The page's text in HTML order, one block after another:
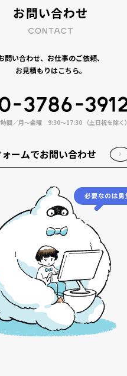
お問い合わせ
問い合わせ、お仕事のご依頼、
お見積もりはこちら。
間／月〜金曜 9:30〜17:30 （土日祝を除く）
ォームでお問い合わせ